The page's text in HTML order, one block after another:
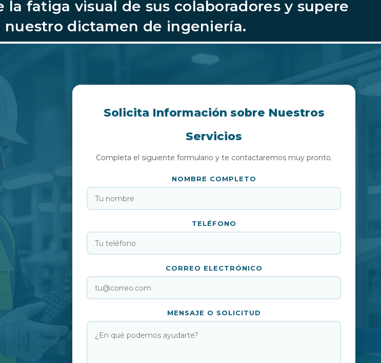
fatiga visual de sus colaboradores y supere
dictamen de ingeniería.
Solicita Información sobre Nuestros
Servicios
Completa el siguiente formulario y te contactaremos muy pronto.
NOMBRE COMPLETO
TELÉFONO
CORREO ELECTRÓNICO
MENSAJE O SOLICITUD